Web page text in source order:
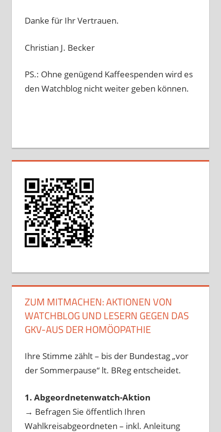
Danke für Ihr Vertrauen.
Christian J. Becker
PS.: Ohne genügend Kaffeespenden wird es
den Watchblog nicht weiter geben können.
ZUM MITMACHEN: AKTIONEN VON
WATCHBLOG UND LESERN GEGEN DAS
GKV-AUS DER HOMÖOPATHIE
Ihre Stimme zählt – bis der Bundestag „vor
der Sommerpause“ lt. BReg entscheidet.
1. Abgeordnetenwatch-Aktion
→ Befragen Sie öffentlich Ihren
Wahlkreisabgeordneten – inkl. Anleitung